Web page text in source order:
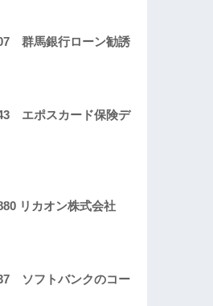
群馬銀行ローン勧誘
エポスカード保険デ
リカオン株式会社
ソフトバンクのコー